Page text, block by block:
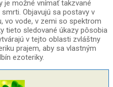
je možné vnímať takzvané
Objavujú sa postavy v
vo vode, v zemi so spektrom
tieto sledované úkazy pôsobia
v tejto oblasti zvláštny
prajem, aby sa vlastným
ezoteriky.